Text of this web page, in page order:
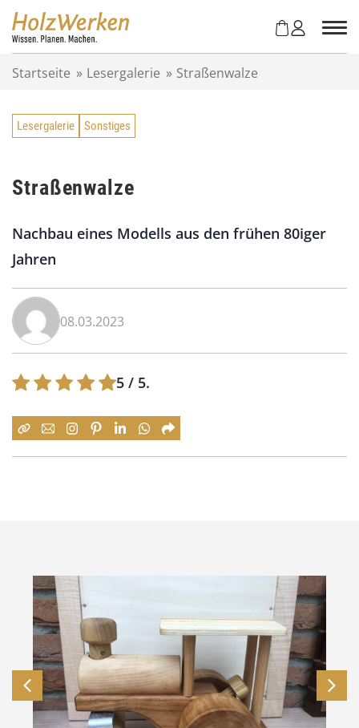
Startseite » Lesergalerie » Straßenwalze
Lesergalerie Sonstiges
Straßenwalze
Nachbau eines Modells aus den frühen 80iger
Jahren
08.03.2023
5 / 5.